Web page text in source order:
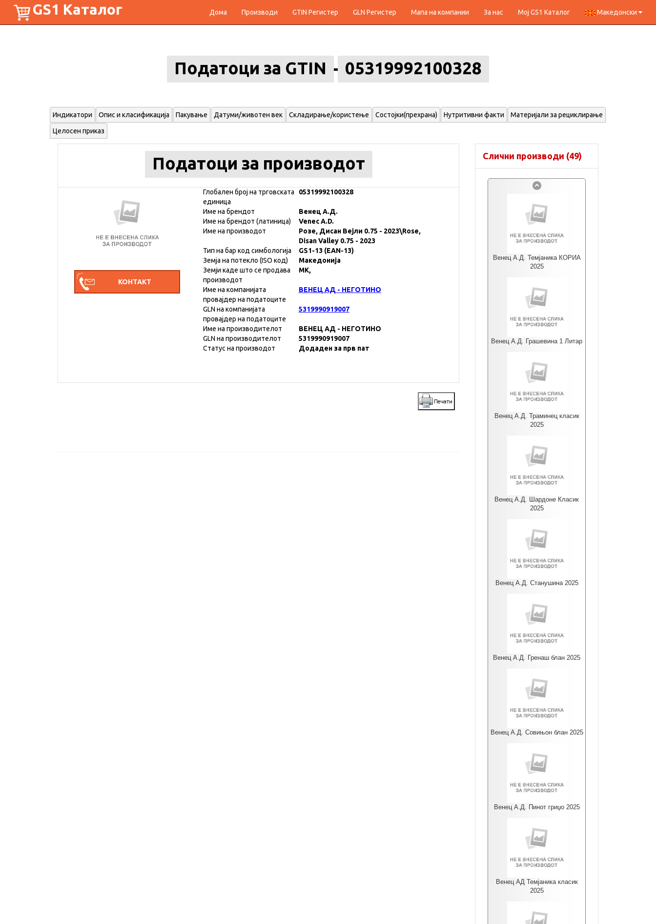
GS1 Каталог Дома Производи GTIN Регистер GLN Регистер Мапа на компании За нас Мој GS1 Каталог Македонски
Податоци за GTIN 05319992100328
Индикатори Опис и класификација Пакување Датуми/животен век Складирање/користење Состојки(прехрана) Нутритивни факти Материјали за рециклирање
Целосен приказ
Податоци за производот
Глобален број на трговската
единица
05319992100328
Име на брендот
Венец А.Д.
Име на брендот (латиница)
Venec A.D.
Име на производот
Розе, Дисан Вејли 0.75 - 2023\Rose,
Disan Valley 0.75 - 2023
Тип на бар код симбологија
GS1-13 (EAN-13)
Земја на потекло (ISO код)
Македонија
Земји каде што се продава
производот
MK,
Име на компанијата
провајдер на податоците
ВЕНЕЦ АД - НЕГОТИНО
GLN на компанијата
провајдер на податоците
5319990919007
Име на производителот
ВЕНЕЦ АД - НЕГОТИНО
GLN на производителот
5319990919007
Статус на производот
Додаден за прв пат
Слични производи (49)
Венец А.Д. Темјаника КОРИА
2025
Венец А.Д. Грашевина 1 Литар
Венец А.Д. Траминец класик
2025
Венец А.Д. Шардоне Класик
2025
Венец А.Д. Станушина 2025
Венец А.Д. Гренаш блан 2025
Венец А.Д. Совињон блан 2025
Венец А.Д. Пинот гриџо 2025
Венец АД Темјаника класик
2025